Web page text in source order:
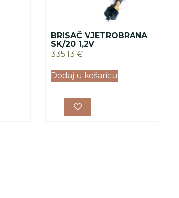
BRISAČ VJETROBRANA
SK/20 1,2V
335.13 €
Dodaj u košaricu